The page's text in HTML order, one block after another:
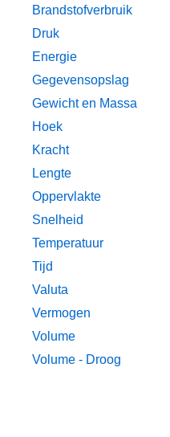
Brandstofverbruik
Druk
Energie
Gegevensopslag
Gewicht en Massa
Hoek
Kracht
Lengte
Oppervlakte
Snelheid
Temperatuur
Tijd
Valuta
Vermogen
Volume
Volume - Droog